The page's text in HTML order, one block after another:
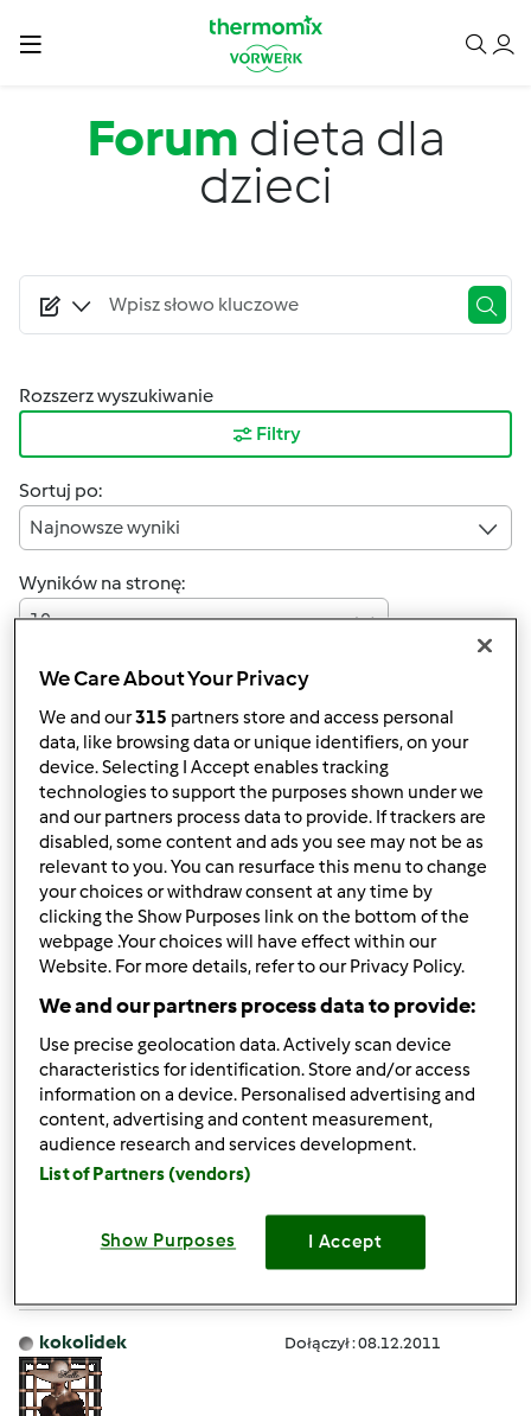
Forum dieta dla
dzieci
Rozszerz wyszukiwanie
Filtry
Sortuj po:
Najnowsze wyniki
Wyników na stronę:
10
4 | Ostatni wpis
Szybka odpowiedź
beata 66
(niezweryfikowany)
pt., 08/29/2014 - 11:49
mój syn ma nadwagę może ktoś poleci mi zdrowe
przepisy na potrawy bezglutenowe dla dzieci
Zalogujlub zarejestruj sięaby dodawać
kokolidek Dołączył : 08.12.2011
We Care About Your Privacy
We and our315 partners store and access personal
data, like browsing data or unique identifiers, on your
device. Selecting I Accept enables tracking
technologies to support the purposes shown under we
and our partners process data to provide. If trackers are
disabled, some content and ads you see may not be as
relevant to you. You can resurface this menu to change
your choices or withdraw consent at any time by
clicking the Show Purposes link on the bottom of the
webpage .Your choices will have effect within our
Website. For more details, refer to our Privacy Policy.
We and our partners process data to provide:
Use precise geolocation data. Actively scan device
characteristics for identification. Store and/or access
information on a device. Personalised advertising and
content, advertising and content measurement,
audience research and services development.
List of Partners (vendors)
Show Purposes I Accept